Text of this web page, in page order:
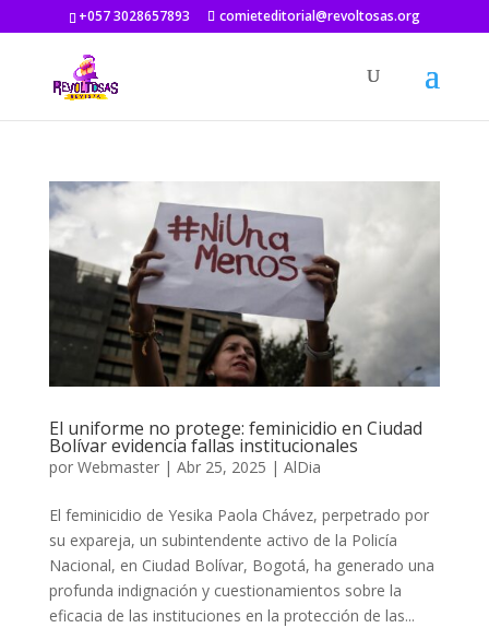
+057 3028657893 comieteditorial@revoltosas.org
El uniforme no protege: feminicidio en Ciudad
Bolívar evidencia fallas institucionales
por Webmaster| Abr 25, 2025 | AlDia
El feminicidio de Yesika Paola Chávez, perpetrado por
su expareja, un subintendente activo de la Policía
Nacional, en Ciudad Bolívar, Bogotá, ha generado una
profunda indignación y cuestionamientos sobre la
eficacia de las instituciones en la protección de las...